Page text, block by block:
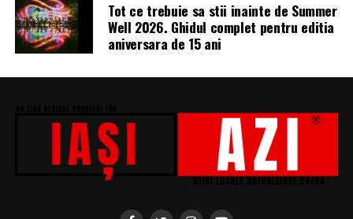
Producător executiv: Adela Mara
Manager producție: Iulia Cezara Roșu
Realizat cu sprijinul:
Co-finanțatori:C&C HOUSE RESIDENCE, S&I BEST
CORPORATION WEB DESIGN, CLIMA FREON
Tot ce trebuie sa stii inainte de Summer
Well 2026. Ghidul complet pentru editia
aniversara de 15 ani